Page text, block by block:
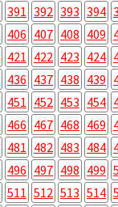
391 392 393 394
406 407 408 409
421 422 423 424
436 437 438 439
451 452 453 454
466 467 468 469
481 482 483 484
496 497 498 499
511 512 513 514